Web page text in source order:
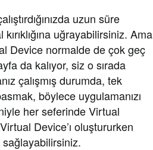
uzun süre
uğrayabilirsiniz. Ama
Device normalde de çok geç
da kalıyor, siz o sırada
çalışmış durumda, tek
böylece uygulamanızı
her seferinde Virtual
Device’ı oluştururken
sağlayabilirsiniz.